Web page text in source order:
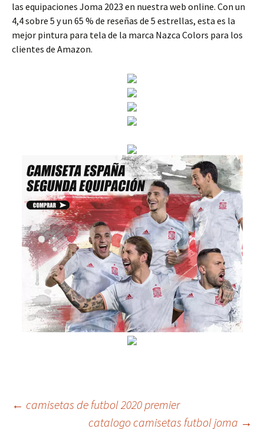
las equipaciones Joma 2023 en nuestra web online. Con un
4,4 sobre 5 y un 65 % de reseñas de 5 estrellas, esta es la
mejor pintura para tela de la marca Nazca Colors para los
clientes de Amazon.
Navegación
← camisetas de futbol 2020 premier
catalogo camisetas futbol joma →